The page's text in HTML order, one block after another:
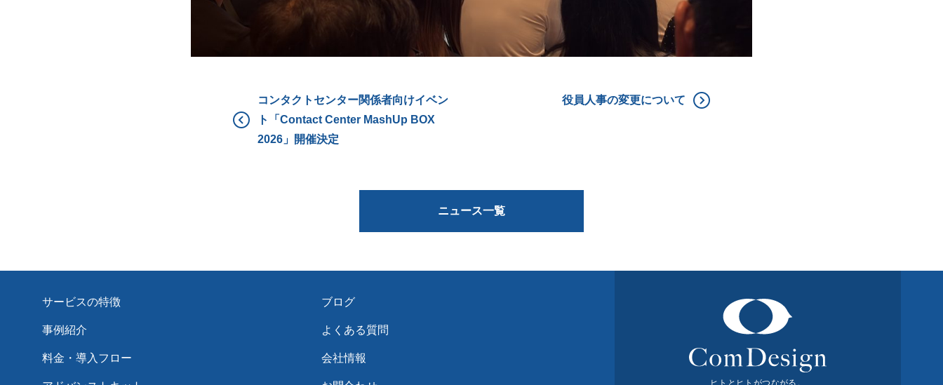
コンタクトセンター関係者向けイベン
ト「Contact Center MashUp BOX
2026」開催決定
役員人事の変更について
ニュース一覧
サービスの特徴 ブログ
事例紹介 よくある質問
料金・導入フロー 会社情報